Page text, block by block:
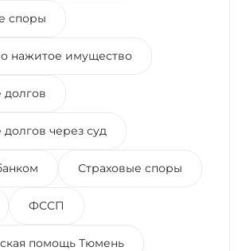
споры
нажитое имущество
долгов
через суд
Страховые споры
ФССП
помощь Тюмень